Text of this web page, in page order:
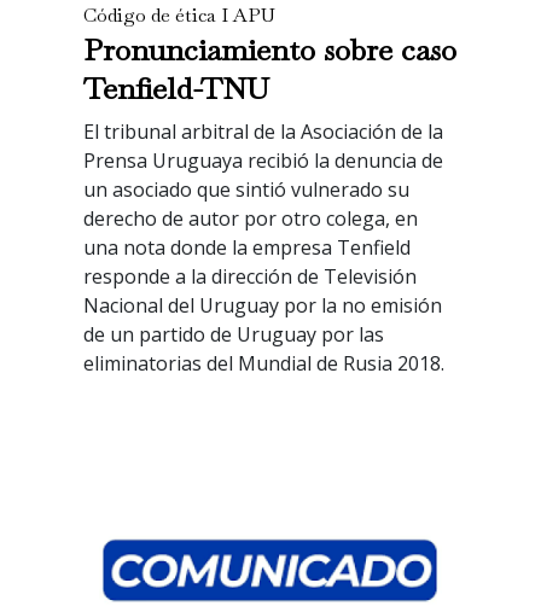
Código de ética I APU
Pronunciamiento sobre caso
Tenfield-TNU
El tribunal arbitral de la Asociación de la
Prensa Uruguaya recibió la denuncia de
un asociado que sintió vulnerado su
derecho de autor por otro colega, en
una nota donde la empresa Tenfield
responde a la dirección de Televisión
Nacional del Uruguay por la no emisión
de un partido de Uruguay por las
eliminatorias del Mundial de Rusia 2018.